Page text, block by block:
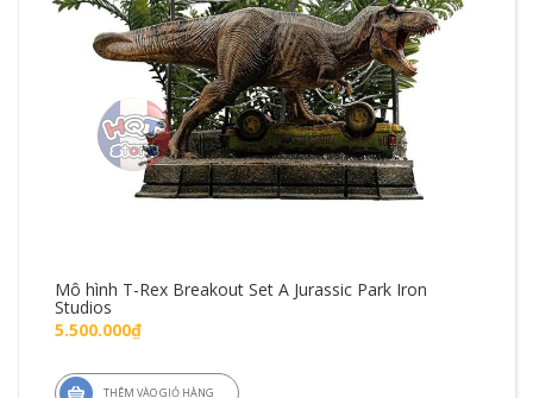
Mô hình T-Rex Breakout Set A Jurassic Park Iron
Studios
5.500.000₫
THÊM VÀO GIỎ HÀNG